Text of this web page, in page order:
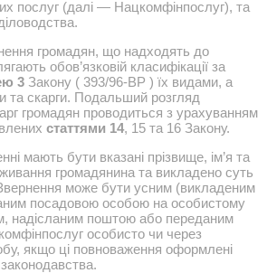
послуг (далі — Нацкомфінпослуг), та
громадян, що надходять до
обов’язковій класифікації за
3 Закону ( 393/96-ВР ) їх видами, а
та скарги. Подальший розгляд
громадян проводиться з урахуванням
статтями 14, 15 та 16 Закону.
мають бути вказані прізвище, ім’я та
громадянина та викладено суть
може бути усним (викладеним
посадовою особою на особистому
надісланим поштою або переданим
особисто чи через
якщо ці повноваження оформлені